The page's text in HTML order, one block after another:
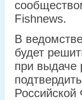
Fishnews.
В
будет
при выдаче